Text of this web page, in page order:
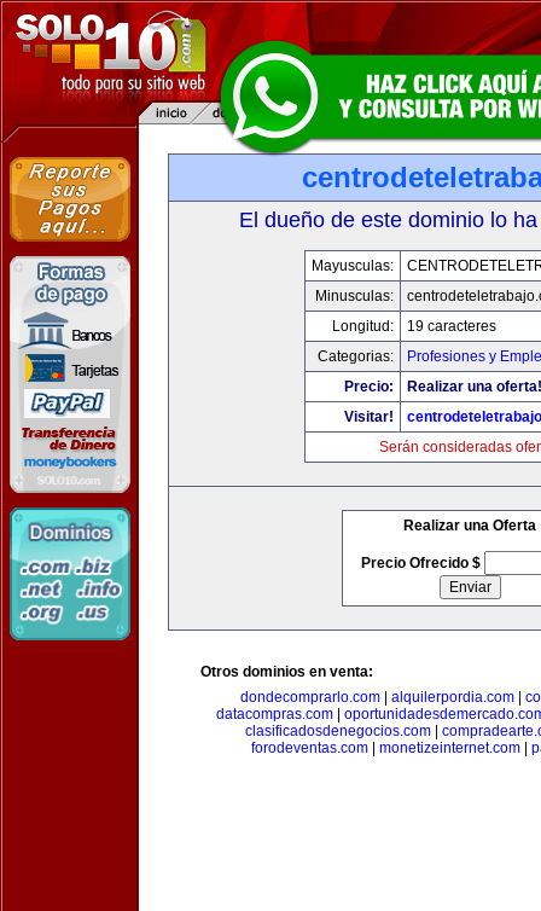
El dueño de este dominio lo
Mayusculas:
Minusculas:
Longitud:
19 caracteres
Categorias:
Profesiones y
Precio:
Realizar una oferta!
Visitar!
Serán consideradas
Realizar una Oferta
Precio Ofrecido $
Otros dominios en venta:
dondecomprarlo.com| alquilerpordia.com|
datacompras.com
clasificadosdenegocios.com|
forodeventas.com| monetizeinternet.com|